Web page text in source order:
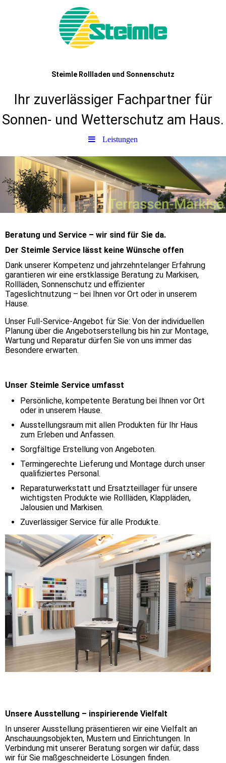
Steimle Rollladen und Sonnenschutz
Ihr zuverlässiger Fachpartner für
Sonnen- und Wetterschutz am Haus.
Leistungen
Beratung und Service – wir sind für Sie da.
Der Steimle Service lässt keine Wünsche offen
Dank unserer Kompetenz und jahrzehntelanger Erfahrung
garantieren wir eine erstklassige Beratung zu Markisen,
Rollläden, Sonnenschutz und effizienter
Tageslichtnutzung – bei Ihnen vor Ort oder in unserem
Hause.
Unser Full-Service-Angebot für Sie: Von der individuellen
Planung über die Angebotserstellung bis hin zur Montage,
Wartung und Reparatur dürfen Sie von uns immer das
Besondere erwarten.
Unser Steimle Service umfasst
Persönliche, kompetente Beratung bei Ihnen vor Ort
oder in unserem Hause.
Ausstellungsraum mit allen Produkten für Ihr Haus
zum Erleben und Anfassen.
Sorgfältige Erstellung von Angeboten.
Termingerechte Lieferung und Montage durch unser
qualifiziertes Personal.
Reparaturwerkstatt und Ersatzteillager für unsere
wichtigsten Produkte wie Rollläden, Klappläden,
Jalousien und Markisen.
Zuverlässiger Service für alle Produkte.
Unsere Ausstellung – inspirierende Vielfalt
In unserer Ausstellung präsentieren wir eine Vielfalt an
Anschauungsobjekten, Mustern und Einrichtungen. In
Verbindung mit unserer Beratung sorgen wir dafür, dass
wir für Sie maßgeschneiderte Lösungen finden.